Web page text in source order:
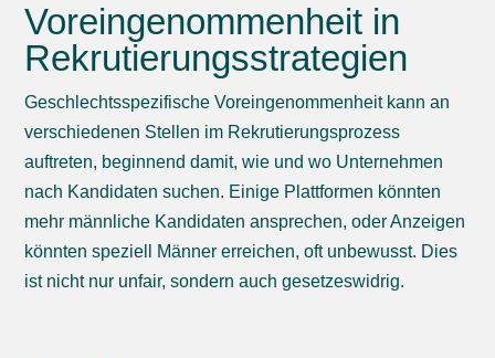
Voreingenommenheit in
Rekrutierungsstrategien
Geschlechtsspezifische Voreingenommenheit kann an
verschiedenen Stellen im Rekrutierungsprozess
auftreten, beginnend damit, wie und wo Unternehmen
nach Kandidaten suchen. Einige Plattformen könnten
mehr männliche Kandidaten ansprechen, oder Anzeigen
könnten speziell Männer erreichen, oft unbewusst. Dies
ist nicht nur unfair, sondern auch gesetzeswidrig.